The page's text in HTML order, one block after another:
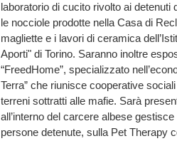
laboratorio di cucito rivolto ai
le nocciole prodotte nella Casa di
magliette e i lavori di ceramica
Aporti" di Torino. Saranno inoltre
“FreedHome”, specializzato
Terra” che riunisce cooperative
terreni sottratti alle mafie. Sarà
all’interno del carcere albese
persone detenute, sulla Pet Therapy